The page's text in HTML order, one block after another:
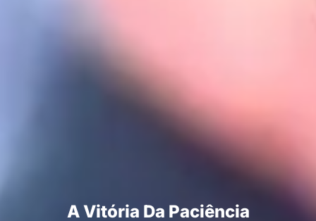
A Vitória Da Paciência